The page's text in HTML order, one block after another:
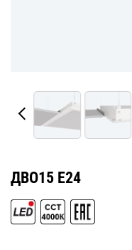
ДВО15 E24